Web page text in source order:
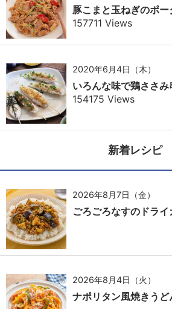
豚こまと玉ねぎのポ
157711 Views
2020年6月4日（木）
いろんな味で鶏ささみ
154175 Views
新着レシピ
2026年8月7日（金）
ごろごろなすのドライ
2026年8月4日（火）
ナポリタン風焼きうど